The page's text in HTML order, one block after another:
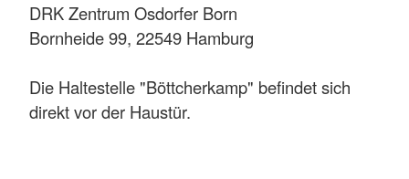
DRK Zentrum Osdorfer Born
Bornheide 99, 22549 Hamburg
Die Haltestelle "Böttcherkamp" befindet sich
direkt vor der Haustür.